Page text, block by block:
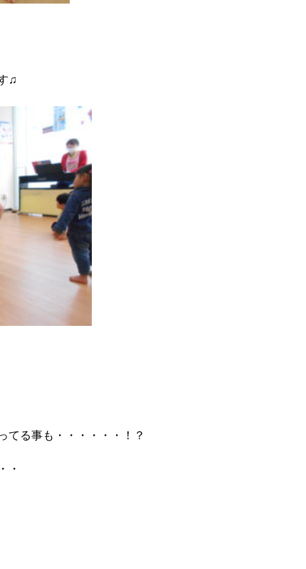
♫
てる事も・・・・・・！？
・